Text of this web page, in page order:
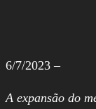
6/7/2023 –
A expansão do